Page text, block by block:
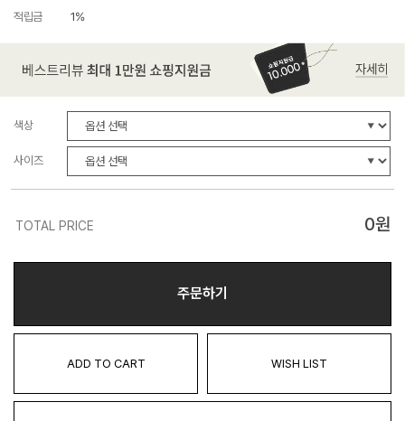
적립금 1%
색상
사이즈
TOTAL PRICE 0원
주문하기
ADD TO CART WISH LIST